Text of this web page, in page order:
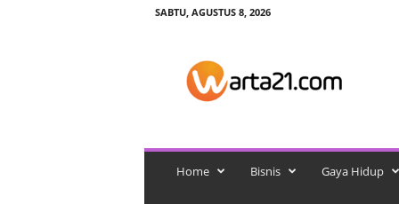
SABTU, AGUSTUS 8, 2026
1
Home Bisnis Gaya Hidup